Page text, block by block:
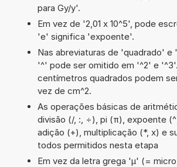
para Gy/y'.
Em vez de '2,01 x 10^5', pode
'e' significa 'expoente'.
Nas abreviaturas de 'quadrado'
'^' pode ser omitido em '^2' e
centímetros quadrados podem
vez de cm^2.
As operações básicas de
divisão (/, :, ÷), pi (π), expoente
adição (+), multiplicação (*, x) e
todos permitidos nesta etapa
Em vez da letra grega 'µ' (=